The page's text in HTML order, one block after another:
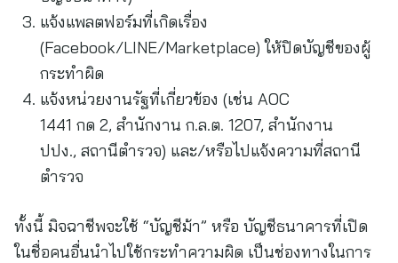
แจ้งแพลตฟอร์มที่เกิดเรื่อง
(Facebook/LINE/Marketplace) ให้ปิดบัญชีของผู้
กระทำผิด
แจ้งหน่วยงานรัฐที่เกี่ยวข้อง (เช่น AOC
1441 กด 2, สำนักงาน ก.ล.ต. 1207, สำนักงาน
ปปง., สถานีตำรวจ) และ/หรือไปแจ้งความที่สถานี
ตำรวจ
ทั้งนี้ มิจฉาชีพจะใช้ “บัญชีม้า” หรือ บัญชีธนาคารที่เปิด
ในชื่อคนอื่นนำไปใช้กระทำความผิด เป็นช่องทางในการ